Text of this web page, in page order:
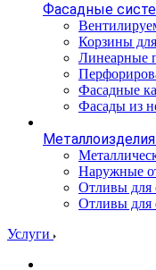
Фасадные
Корзины
Линеарные
Фасадные
Фасады из
Металлоизделия
Наружные
Отливы для
Отливы для
Услуги